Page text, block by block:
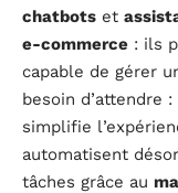
chatbots et
e-commerce : ils
capable de gérer
besoin d’attendre
simplifie
automatisent
tâches grâce au